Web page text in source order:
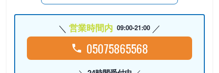
営業時間内 09:00-21:00
05075865568